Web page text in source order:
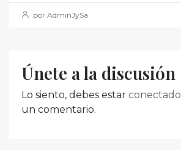
por AdminJySa
Únete a la discusión
Lo siento, debes estar conectado
un comentario.